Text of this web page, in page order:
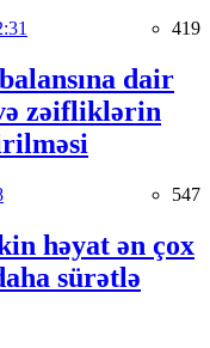
419
dair
zəifliklərin
547
həyat ən çox
sürətlə